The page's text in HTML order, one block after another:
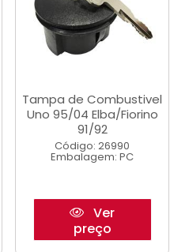
Tampa de Combustivel
Uno 95/04 Elba/Fiorino
91/92
Código: 26990
Embalagem: PC
Ver
preço